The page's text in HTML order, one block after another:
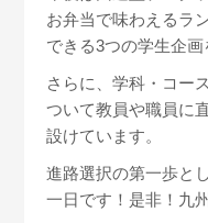
お弁当で味わえるラ
できる3つの学生企画
さらに、学科・コー
ついて教員や職員に
設けています。
進路選択の第一歩と
一日です！是非！九